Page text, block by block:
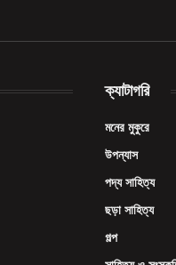
ক্যাটাগরি
মনের মুকুরে
উপন্যাস
পদ্য সাহিত্য
ছড়া সাহিত্য
গল্প